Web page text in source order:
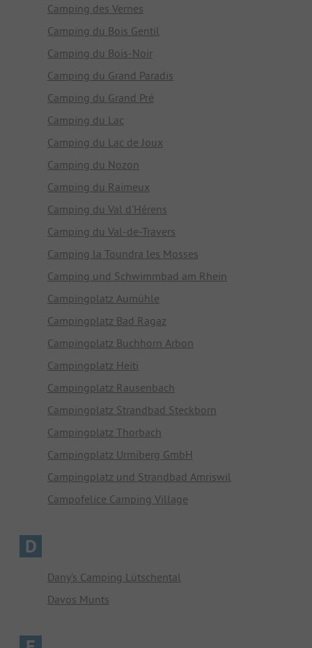
Camping des Vernes
Camping du Bois Gentil
Camping du Bois-Noir
Camping du Grand Paradis
Camping du Grand Pré
Camping du Lac
Camping du Lac de Joux
Camping du Nozon
Camping du Raimeux
Camping du Val d'Hérens
Camping du Val-de-Travers
Camping la Toundra les Mosses
Camping und Schwimmbad am Rhein
Campingplatz Aumühle
Campingplatz Bad Ragaz
Campingplatz Buchhorn Arbon
Campingplatz Heiti
Campingplatz Rausenbach
Campingplatz Strandbad Steckborn
Campingplatz Thorbach
Campingplatz Urmiberg GmbH
Campingplatz und Strandbad Amriswil
Campofelice Camping Village
D
Dany's Camping Lütschental
Davos Munts